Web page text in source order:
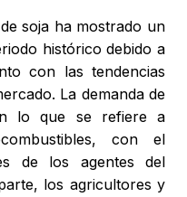
soja ha mostrado un
histórico debido a
con las tendencias
La demanda de
lo que se refiere a
con el
de los agentes del
los agricultores y